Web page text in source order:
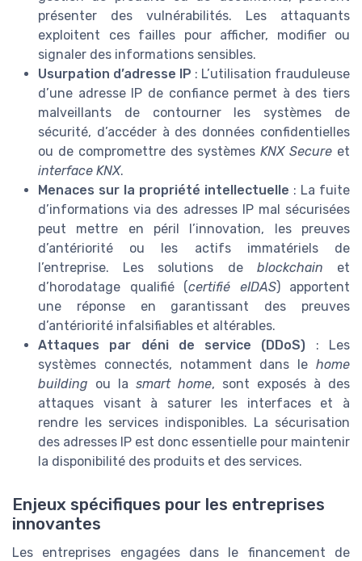
présenter des vulnérabilités. Les attaquants
exploitent ces failles pour afficher, modifier ou
signaler des informations sensibles.
Usurpation d’adresse IP : L’utilisation frauduleuse
d’une adresse IP de confiance permet à des tiers
malveillants de contourner les systèmes de
sécurité, d’accéder à des données confidentielles
ou de compromettre des systèmes KNX Secure et
interface KNX.
Menaces sur la propriété intellectuelle : La fuite
d’informations via des adresses IP mal sécurisées
peut mettre en péril l’innovation, les preuves
d’antériorité ou les actifs immatériels de
l’entreprise. Les solutions de blockchain et
d’horodatage qualifié (certifié eIDAS) apportent
une réponse en garantissant des preuves
d’antériorité infalsifiables et altérables.
Attaques par déni de service (DDoS) : Les
systèmes connectés, notamment dans le home
building ou la smart home, sont exposés à des
attaques visant à saturer les interfaces et à
rendre les services indisponibles. La sécurisation
des adresses IP est donc essentielle pour maintenir
la disponibilité des produits et des services.
Enjeux spécifiques pour les entreprises
innovantes
Les entreprises engagées dans le financement de